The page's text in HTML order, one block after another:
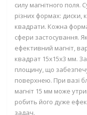
силу магнітного поля.
різних формах: диски,
квадрати. Кожна
сфери застосування.
ефективний магніт,
квадрат 15х15х3 мм.
площину, що
поверхнею. При вазі
магніт 15 мм може
робить його дуже
задач.